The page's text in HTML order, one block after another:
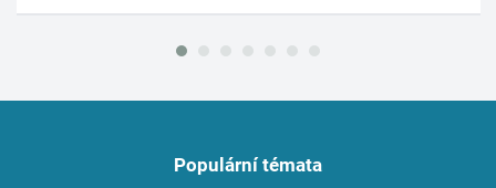
Populární témata